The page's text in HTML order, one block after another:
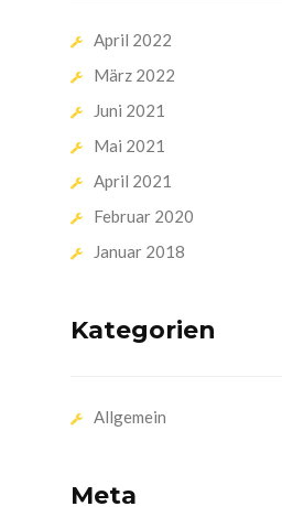
April 2022
März 2022
Juni 2021
Mai 2021
April 2021
Februar 2020
Januar 2018
Kategorien
Allgemein
Meta